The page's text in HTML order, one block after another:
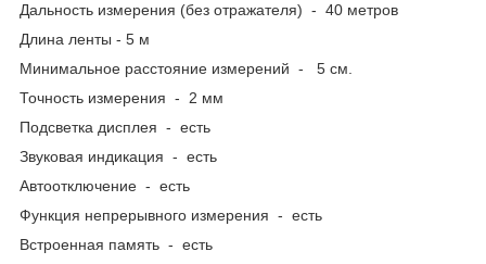
Дальность измерения (без отражателя) - 40 метров
Длина ленты - 5 м
Минимальное расстояние измерений - 5 см.
Точность измерения - 2 мм
Подсветка дисплея - есть
Звуковая индикация - есть
Автоотключение - есть
Функция непрерывного измерения - есть
Встроенная память - есть